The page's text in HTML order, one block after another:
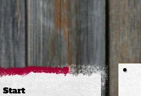
Start